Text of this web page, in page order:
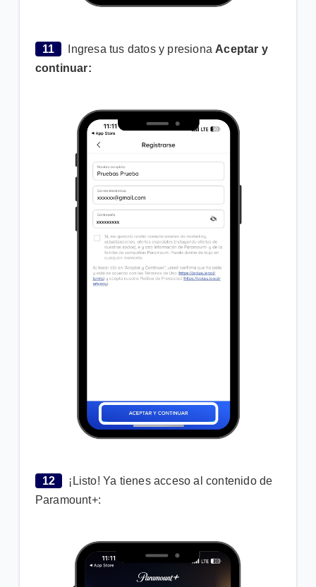
11 Ingresa tus datos y presiona Aceptar y
continuar:
12
¡Listo! Ya tienes acceso al contenido de
Paramount+: